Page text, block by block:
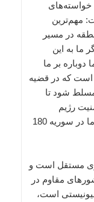
خواسته‌های
مهم‌ترین
در مسیر
ما به این
بر ما
است که در قضیه
مسلط شود تا
رژیم
صهیونیستی حفظ شود که این با خواسته ما در سوریه 180
مستقل است و
مقاوم در
است،